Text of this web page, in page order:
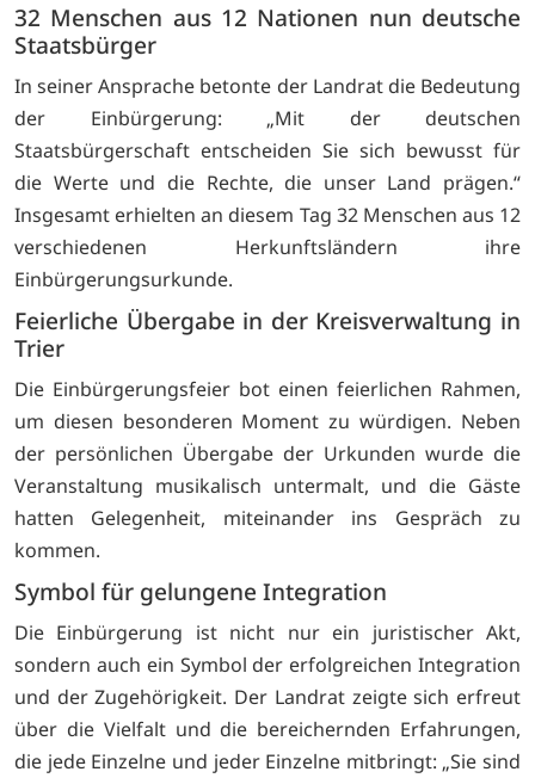
32 Menschen aus 12 Nationen nun deutsche
Staatsbürger
In seiner Ansprache betonte der Landrat die Bedeutung
der Einbürgerung: „Mit der deutschen
Staatsbürgerschaft entscheiden Sie sich bewusst für
die Werte und die Rechte, die unser Land prägen.“
Insgesamt erhielten an diesem Tag 32 Menschen aus 12
verschiedenen Herkunftsländern ihre
Einbürgerungsurkunde.
Feierliche Übergabe in der Kreisverwaltung in
Trier
Die Einbürgerungsfeier bot einen feierlichen Rahmen,
um diesen besonderen Moment zu würdigen. Neben
der persönlichen Übergabe der Urkunden wurde die
Veranstaltung musikalisch untermalt, und die Gäste
hatten Gelegenheit, miteinander ins Gespräch zu
kommen.
Symbol für gelungene Integration
Die Einbürgerung ist nicht nur ein juristischer Akt,
sondern auch ein Symbol der erfolgreichen Integration
und der Zugehörigkeit. Der Landrat zeigte sich erfreut
über die Vielfalt und die bereichernden Erfahrungen,
die jede Einzelne und jeder Einzelne mitbringt: „Sie sind